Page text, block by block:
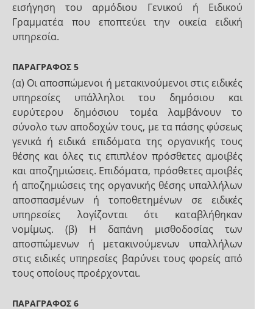
εισήγηση του αρμόδιου Γενικού ή Ειδικού
Γραμματέα που εποπτεύει την οικεία ειδική
υπηρεσία.
ΠΑΡΑΓΡΑΦΟΣ 5
(α) Οι αποσπώμενοι ή μετακινούμενοι στις ειδικές
υπηρεσίες υπάλληλοι του δημόσιου και
ευρύτερου δημόσιου τομέα λαμβάνουν το
σύνολο των αποδοχών τους, με τα πάσης φύσεως
γενικά ή ειδικά επιδόματα της οργανικής τους
θέσης και όλες τις επιπλέον πρόσθετες αμοιβές
και αποζημιώσεις. Επιδόματα, πρόσθετες αμοιβές
ή αποζημιώσεις της οργανικής θέσης υπαλλήλων
αποσπασμένων ή τοποθετημένων σε ειδικές
υπηρεσίες λογίζονται ότι καταβλήθηκαν
νομίμως. (β) Η δαπάνη μισθοδοσίας των
αποσπώμενων ή μετακινούμενων υπαλλήλων
στις ειδικές υπηρεσίες βαρύνει τους φορείς από
τους οποίους προέρχονται.
ΠΑΡΑΓΡΑΦΟΣ 6